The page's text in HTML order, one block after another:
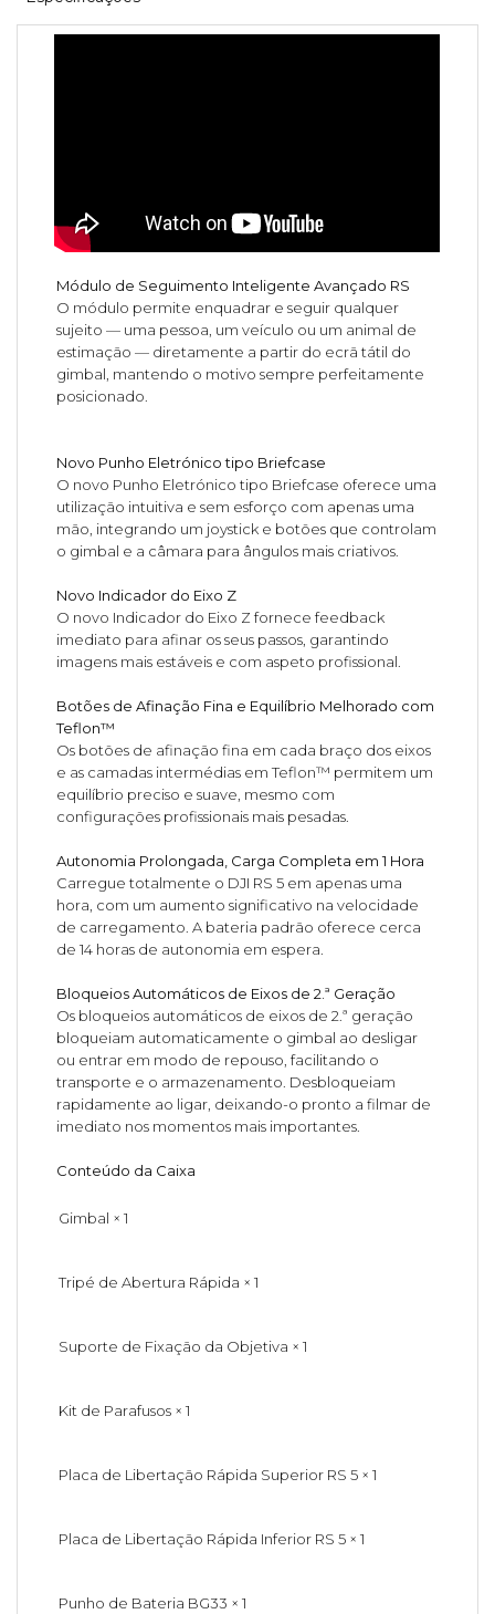
Módulo de Seguimento Inteligente Avançado RS
O módulo permite enquadrar e seguir qualquer
sujeito — uma pessoa, um veículo ou um animal de
estimação — diretamente a partir do ecrã tátil do
gimbal, mantendo o motivo sempre perfeitamente
posicionado.
Novo Punho Eletrónico tipo Briefcase
O novo Punho Eletrónico tipo Briefcase oferece uma
utilização intuitiva e sem esforço com apenas uma
mão, integrando um joystick e botões que controlam
o gimbal e a câmara para ângulos mais criativos.
Novo Indicador do Eixo Z
O novo Indicador do Eixo Z fornece feedback
imediato para afinar os seus passos, garantindo
imagens mais estáveis e com aspeto profissional.
Botões de Afinação Fina e Equilíbrio Melhorado com
Teflon™
Os botões de afinação fina em cada braço dos eixos
e as camadas intermédias em Teflon™ permitem um
equilíbrio preciso e suave, mesmo com
configurações profissionais mais pesadas.
Autonomia Prolongada, Carga Completa em 1 Hora
Carregue totalmente o DJI RS 5 em apenas uma
hora, com um aumento significativo na velocidade
de carregamento. A bateria padrão oferece cerca
de 14 horas de autonomia em espera.
Bloqueios Automáticos de Eixos de 2.ª Geração
Os bloqueios automáticos de eixos de 2.ª geração
bloqueiam automaticamente o gimbal ao desligar
ou entrar em modo de repouso, facilitando o
transporte e o armazenamento. Desbloqueiam
rapidamente ao ligar, deixando-o pronto a filmar de
imediato nos momentos mais importantes.
Conteúdo da Caixa
Gimbal × 1
Tripé de Abertura Rápida × 1
Suporte de Fixação da Objetiva × 1
Kit de Parafusos × 1
Placa de Libertação Rápida Superior RS 5 × 1
Placa de Libertação Rápida Inferior RS 5 × 1
Punho de Bateria BG33 × 1